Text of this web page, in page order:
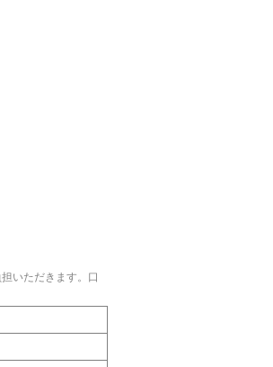
いただきます。口